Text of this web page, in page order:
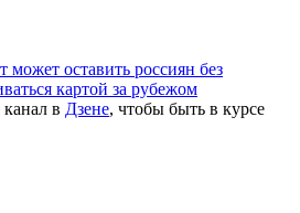
может оставить россиян без
картой за рубежом
в Дзене, чтобы быть в курсе